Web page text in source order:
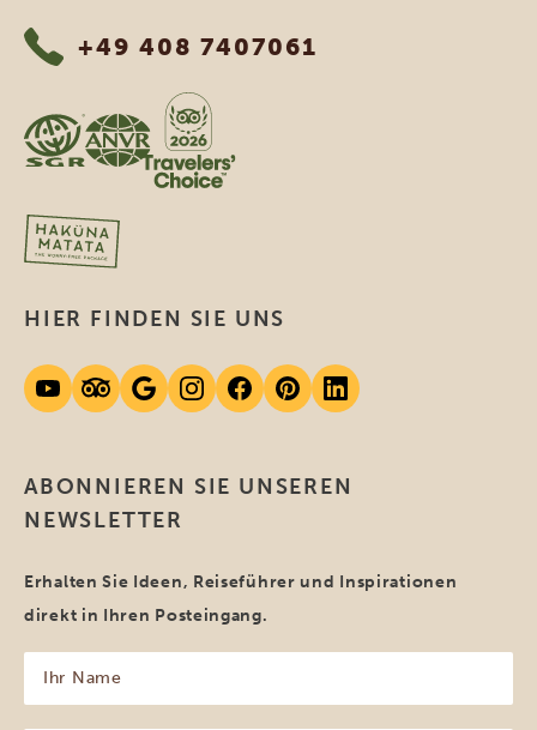
+49 408 7407061
ABONNIEREN SIE UNSEREN
NEWSLETTER
Erhalten Sie Ideen, Reiseführer und Inspirationen
direkt in Ihren Posteingang.
Name
(erforderlich)
HIER FINDEN SIE UNS